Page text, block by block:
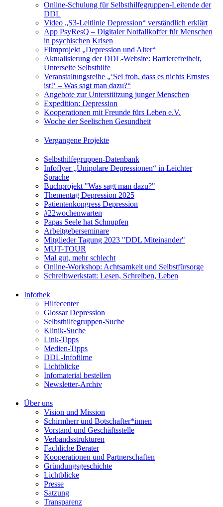
Online-Schulung für Selbsthilfegruppen-Leitende der
DDL
Video „S3-Leitlinie Depression“ verständlich erklärt
App PsyResQ – Digitaler Notfallkoffer für Menschen
in psychischen Krisen
Filmprojekt „Depression und Alter“
Aktualisierung der DDL-Website: Barrierefreiheit,
Unterseite Selbsthilfe
Veranstaltungsreihe „‘Sei froh, dass es nichts Ernstes
ist!‘ – Was sagt man dazu?“
Angebote zur Unterstützung junger Menschen
Expedition: Depression
Kooperationen mit Freunde fürs Leben e.V.
Woche der Seelischen Gesundheit
Vergangene Projekte
Selbsthilfegruppen-Datenbank
Infoflyer „Unipolare Depressionen“ in Leichter
Sprache
Buchprojekt "Was sagt man dazu?"
Thementag Depression 2025
Patientenkongress Depression
#22wochenwarten
Papas Seele hat Schnupfen
Arbeitgeberseminare
Mitglieder Tagung 2023 "DDL Miteinander"
MUT-TOUR
Mal gut, mehr schlecht
Online-Workshop: Achtsamkeit und Selbstfürsorge
Schreibwerkstatt: Lesen, Schreiben, Leben
Infothek
Hilfecenter
Glossar Depression
Selbsthilfegruppen-Suche
Klinik-Suche
Link-Tipps
Medien-Tipps
DDL-Infofilme
Lichtblicke
Infomaterial bestellen
Newsletter-Archiv
Über uns
Vision und Mission
Schirmherr und Botschafter*innen
Vorstand und Geschäftsstelle
Verbandsstrukturen
Fachliche Berater
Kooperationen und Partnerschaften
Gründungsgeschichte
Lichtblicke
Presse
Satzung
Transparenz